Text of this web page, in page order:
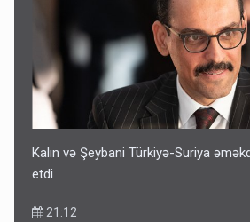
Kalın və Şeybani Türkiyə-Suriya
etdi
21:12